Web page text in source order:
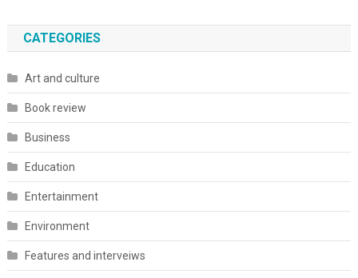
CATEGORIES
Art and culture
Book review
Business
Education
Entertainment
Environment
Features and interveiws